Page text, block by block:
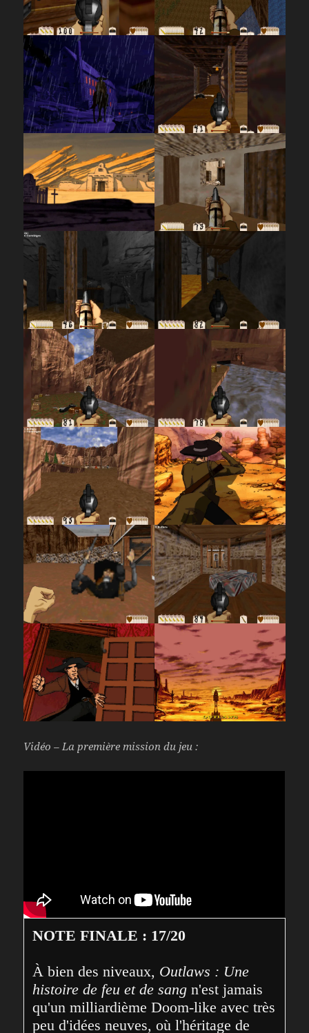
Vidéo – La première mission du jeu :
NOTE FINALE : 17/20
À bien des niveaux, Outlaws : Une
histoire de feu et de sang n'est jamais
qu'un milliardième Doom-like avec très